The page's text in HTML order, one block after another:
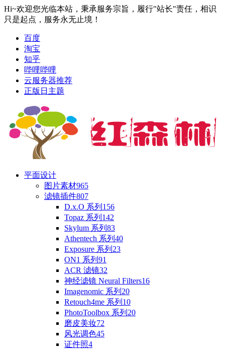
Hi~欢迎您光临本站，秉承服务宗旨，履行"站长"责任，相识
只是起点，服务永无止境！
百度
淘宝
知乎
哔哩哔哩
云服务器推荐
正版日主题
平面设计
图片素材965
滤镜插件807
D.x.O 系列 156
Topaz 系列 142
Skylum 系列 83
Athentech 系列 40
Exposure 系列 23
ON1 系列 91
ACR 滤镜32
神经滤镜 Neural Filters16
Imagenomic 系列 20
Retouch4me 系列 10
PhotoToolbox 系列 20
磨皮美妆72
风光调色45
证件照4